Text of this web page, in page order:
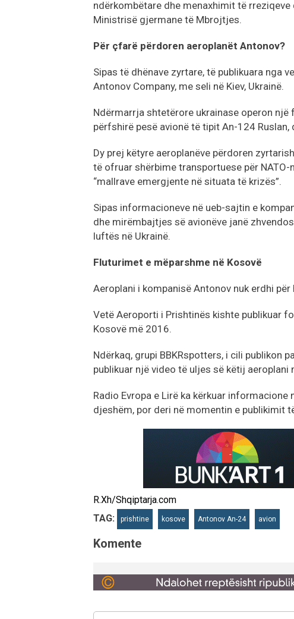
ndërkombëtare dhe menaxhimit të rreziqeve
Ministrisë gjermane të Mbrojtjes.
Për çfarë përdoren aeroplanët Antonov?
Sipas të dhënave zyrtare, të publikuara nga
Antonov Company, me seli në Kiev, Ukrainë.
Ndërmarrja shtetërore ukrainase operon
përfshirë pesë avionë të tipit An-124
Dy prej këtyre aeroplanëve përdoren
të ofruar shërbime transportuese për
“mallrave emergjente në situata të krizës”.
Sipas informacioneve në ueb-sajtin e
dhe mirëmbajtjes së avionëve janë
luftës në Ukrainë.
Fluturimet e mëparshme në Kosovë
Aeroplani i kompanisë Antonov nuk erdhi
Vetë Aeroporti i Prishtinës kishte publikuar
Kosovë më 2016.
Ndërkaq, grupi BBKRspotters, i cili publikon
publikuar një video të uljes së këtij aeroplani
Radio Evropa e Lirë ka kërkuar
djeshëm, por deri në momentin e publikimit
R.Xh/Shqiptarja.com
TAG:
prishtine kosove Antonov An-24 avion
Komente